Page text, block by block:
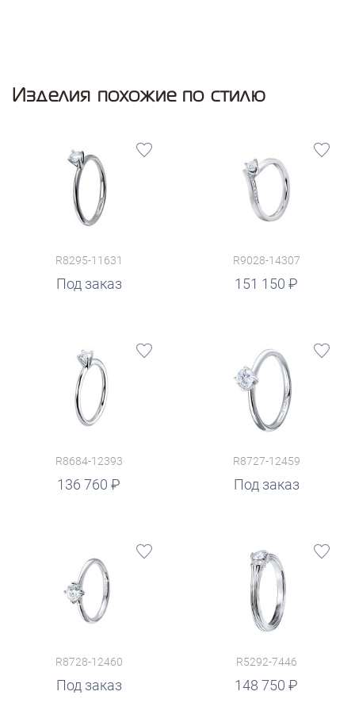
Изделия похожие по стилю
R8295-11631
Под заказ
R9028-14307
151 150
руб.
R8684-12393
136 760
R8727-12459
Под заказ
R8728-12460
Под заказ
R5292-7446
148 750
руб.